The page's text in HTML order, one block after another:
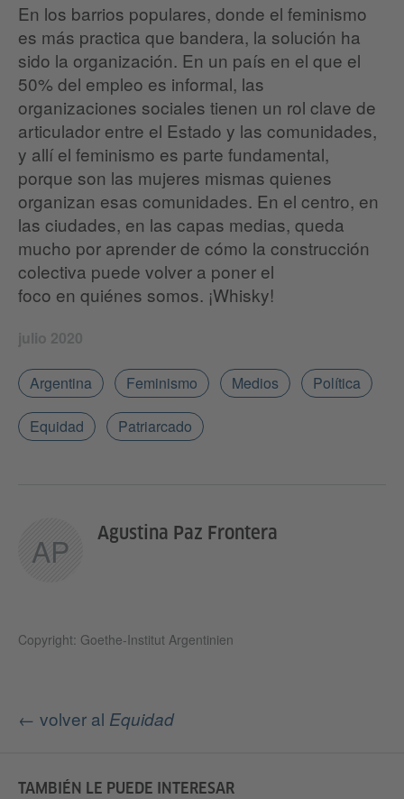
En los barrios populares, donde el feminismo
es más practica que bandera, la solución ha
sido la organización. En un país en el que el
50% del empleo es informal, las
organizaciones sociales tienen un rol clave de
articulador entre el Estado y las comunidades,
y allí el feminismo es parte fundamental,
porque son las mujeres mismas quienes
organizan esas comunidades. En el centro, en
las ciudades, en las capas medias, queda
mucho por aprender de cómo la construcción
colectiva puede volver a poner el
foco en quiénes somos. ¡Whisky!
julio 2020
Argentina Feminismo Medios Política
Equidad Patriarcado
AP Agustina Paz Frontera
Copyright: Goethe-Institut Argentinien
← volver al Equidad
TAMBIÉN LE PUEDE INTERESAR